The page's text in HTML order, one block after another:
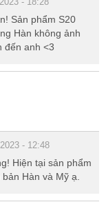
và và cổng sạc
đã chính thức bị
Sản phẩm S20
Hàn không ảnh
đến anh <3
- 12:48
Hiện tại sản phẩm
Hàn và Mỹ ạ.